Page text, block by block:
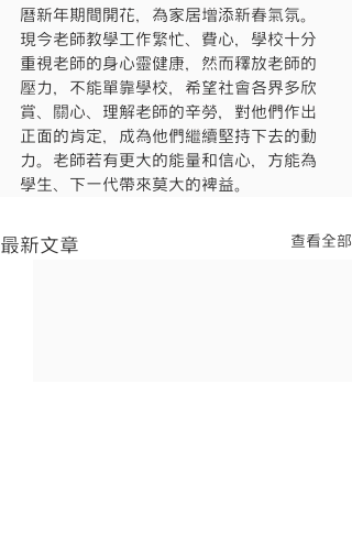
曆新年期間開花，為家居增添新春氣氛。
現今老師教學工作繁忙、費心，學校十分
重視老師的身心靈健康，然而釋放老師的
壓力，不能單靠學校，希望社會各界多欣
賞、關心、理解老師的辛勞，對他們作出
正面的肯定，成為他們繼續堅持下去的動
力。老師若有更大的能量和信心，方能為
學生、下一代帶來莫大的裨益。
最新文章 查看全部